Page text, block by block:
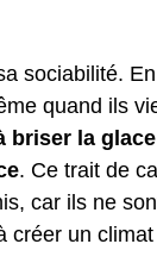
sociabilité.
quand ils
briser la
. Ce trait de
car ils ne
créer un